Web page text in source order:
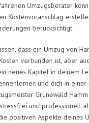
Umzugsberater
Kostenvoranschlag
berücksichtigt.
dass ein Umzug von
verbunden ist, aber
neues Kapitel in deinem
und dich in einer
Grunewald
und professionell
positiven Aspekte deines